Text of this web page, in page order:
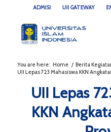
ADMISI UII GATEWAY
You are here: Home / Berita
UII Lepas 723 Mahasiswa KKN
UII Lepas
KKN